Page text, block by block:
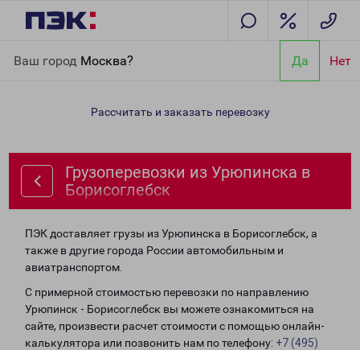
Ваш город Москва? Да Нет
Борисоглебск
Рассчитать и заказать перевозку
Грузоперевозки из Урюпинска в
Борисоглебск
ПЭК доставляет грузы из Урюпинска в Борисоглебск, а
также в другие города России автомобильным и
авиатранспортом.
С примерной стоимостью перевозки по направлению
Урюпинск - Борисоглебск вы можете ознакомиться на
сайте, произвести расчет стоимости с помощью онлайн-
калькулятора или позвонить нам по телефону: +7 (495)